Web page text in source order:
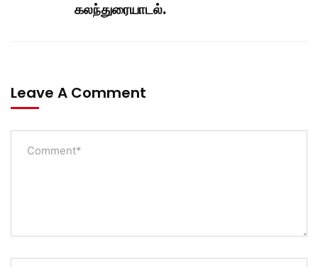
கலந்துரையாடல்.
Leave A Comment